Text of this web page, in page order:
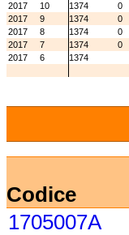
2017
10 1374
0
2017
9 1374
0
2017
8 1374
0
2017
7 1374
0
2017
6 1374
Codice
1705007A